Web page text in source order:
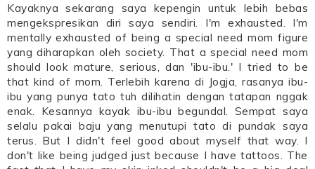
Kayaknya sekarang saya kepengin untuk lebih bebas
mengekspresikan diri saya sendiri. I'm exhausted. I'm
mentally exhausted of being a special need mom figure
yang diharapkan oleh society. That a special need mom
should look mature, serious, dan 'ibu-ibu.' I tried to be
that kind of mom. Terlebih karena di Jogja, rasanya ibu-
ibu yang punya tato tuh dilihatin dengan tatapan nggak
enak. Kesannya kayak ibu-ibu begundal. Sempat saya
selalu pakai baju yang menutupi tato di pundak saya
terus. But I didn't feel good about myself that way. I
don't like being judged just because I have tattoos. The